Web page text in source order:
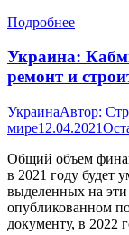
Подробнее
Украина:
ремонт и
УкраинаАвтор:
мире12.04.2021
Общий объем
в 2021 году будет
выделенных на
опубликованном
документу, в 2022